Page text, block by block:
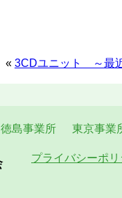
« 3CDユニット ～最
徳島事業所 東京事業
プライバシーポ